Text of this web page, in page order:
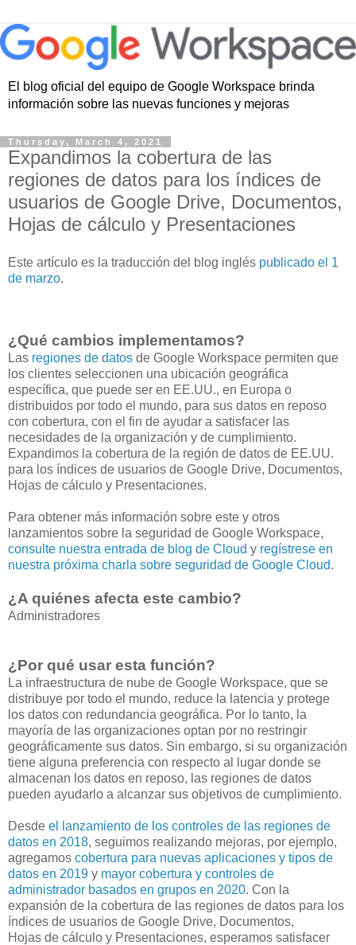
El blog oficial del equipo de Google Workspace brinda
información sobre las nuevas funciones y mejoras
Thursday, March 4, 2021
Expandimos la cobertura de las
regiones de datos para los índices de
usuarios de Google Drive, Documentos,
Hojas de cálculo y Presentaciones
Este artículo es la traducción del blog inglés publicado el 1
de marzo.
¿Qué cambios implementamos?
Las regiones de datos de Google Workspace permiten que
los clientes seleccionen una ubicación geográfica
específica, que puede ser en EE.UU., en Europa o
distribuidos por todo el mundo, para sus datos en reposo
con cobertura, con el fin de ayudar a satisfacer las
necesidades de la organización y de cumplimiento.
Expandimos la cobertura de la región de datos de EE.UU.
para los índices de usuarios de Google Drive, Documentos,
Hojas de cálculo y Presentaciones.
Para obtener más información sobre este y otros
lanzamientos sobre la seguridad de Google Workspace,
consulte nuestra entrada de blog de Cloud y regístrese en
nuestra próxima charla sobre seguridad de Google Cloud.
¿A quiénes afecta este cambio?
Administradores
¿Por qué usar esta función?
La infraestructura de nube de Google Workspace, que se
distribuye por todo el mundo, reduce la latencia y protege
los datos con redundancia geográfica. Por lo tanto, la
mayoría de las organizaciones optan por no restringir
geográficamente sus datos. Sin embargo, si su organización
tiene alguna preferencia con respecto al lugar donde se
almacenan los datos en reposo, las regiones de datos
pueden ayudarlo a alcanzar sus objetivos de cumplimiento.
Desde el lanzamiento de los controles de las regiones de
datos en 2018, seguimos realizando mejoras, por ejemplo,
agregamos cobertura para nuevas aplicaciones y tipos de
datos en 2019 y mayor cobertura y controles de
administrador basados en grupos en 2020. Con la
expansión de la cobertura de las regiones de datos para los
índices de usuarios de Google Drive, Documentos,
Hojas de cálculo y Presentaciones, esperamos satisfacer